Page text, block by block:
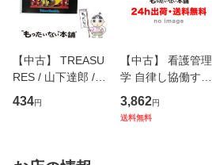
【中古】 TREASU
RES / 山下達郎 /
イーストウエス
ト・ジャパン [CD]
434円
【中古】 看護管理
学 自律し協働する
専門職の看護マネ
ジメントスキル 改
3,862円
送料無料